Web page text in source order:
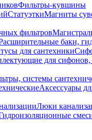
Фильтры-кувшины
СтатуэткиМагниты
фильтров
баки,
для сантехники
для сифонов,
системы
Аксессуары
Люки